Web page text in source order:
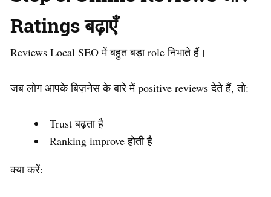
Ratings बढ़ाएँ
Reviews Local SEO में बहुत बड़ा role निभाते हैं।
जब लोग आपके बिज़नेस के बारे में positive reviews देते हैं, तो:
Trust बढ़ता है
Ranking improve होती है
क्या करें: